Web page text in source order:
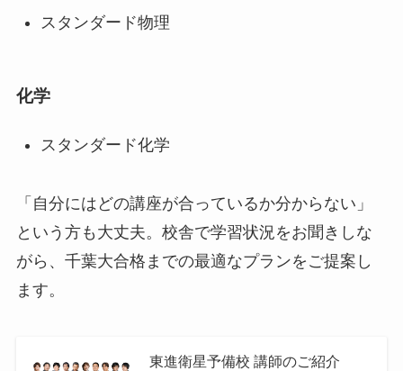
スタンダード物理
化学
スタンダード化学
「自分にはどの講座が合っているか分からない」
という方も大丈夫。校舎で学習状況をお聞きしな
がら、千葉大合格までの最適なプランをご提案し
ます。
東進衛星予備校 講師のご紹介